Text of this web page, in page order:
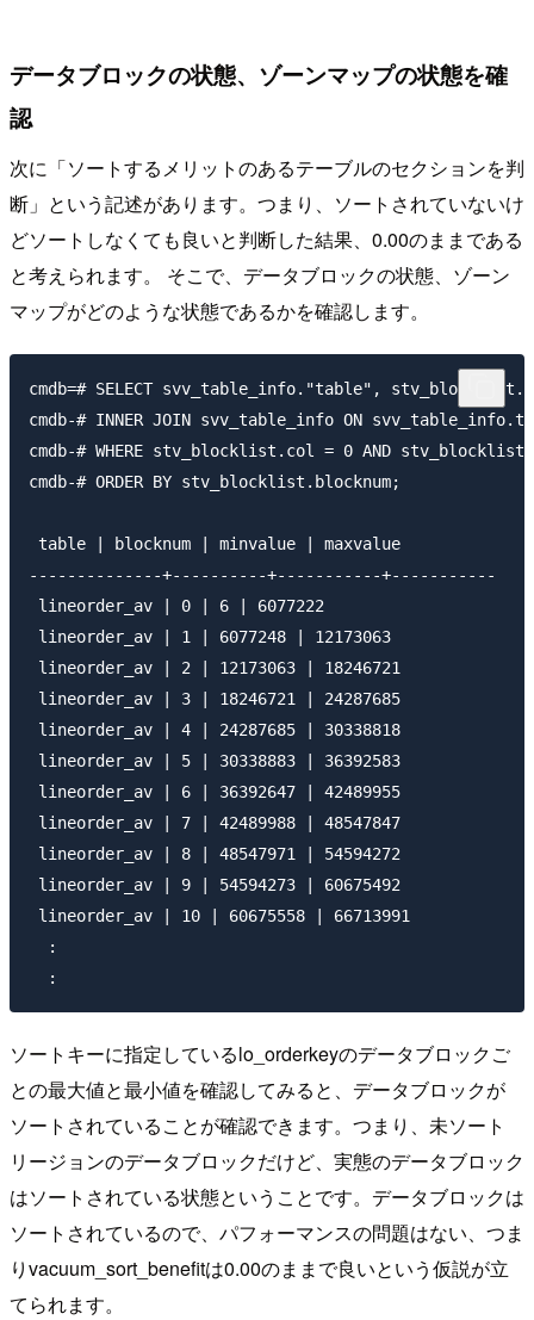
データブロックの状態、ゾーンマップの状態を確
認
次に「ソートするメリットのあるテーブルのセクションを判
断」という記述があります。つまり、ソートされていないけ
どソートしなくても良いと判断した結果、0.00のままである
と考えられます。 そこで、データブロックの状態、ゾーン
マップがどのような状態であるかを確認します。
cmdb=# SELECT svv_table_info."table",
cmdb-# INNER JOIN svv_table_info ON
cmdb-# WHERE stv_blocklist.col = 0 AND
cmdb-# ORDER BY stv_blocklist.blocknum;
table | blocknum | minvalue | maxvalue
--------------+----------+-----------+-----------
lineorder_av | 0 | 6 | 6077222
lineorder_av | 1 | 6077248 | 12173063
lineorder_av | 2 | 12173063 | 18246721
lineorder_av | 3 | 18246721 | 24287685
lineorder_av | 4 | 24287685 | 30338818
lineorder_av | 5 | 30338883 | 36392583
lineorder_av | 6 | 36392647 | 42489955
lineorder_av | 7 | 42489988 | 48547847
lineorder_av | 8 | 48547971 | 54594272
lineorder_av | 9 | 54594273 | 60675492
lineorder_av | 10 | 60675558 | 66713991
  :
ソートキーに指定しているlo_orderkeyのデータブロックご
との最大値と最小値を確認してみると、データブロックが
ソートされていることが確認できます。つまり、未ソート
リージョンのデータブロックだけど、実態のデータブロック
はソートされている状態ということです。データブロックは
ソートされているので、パフォーマンスの問題はない、つま
りvacuum_sort_benefitは0.00のままで良いという仮説が立
てられます。